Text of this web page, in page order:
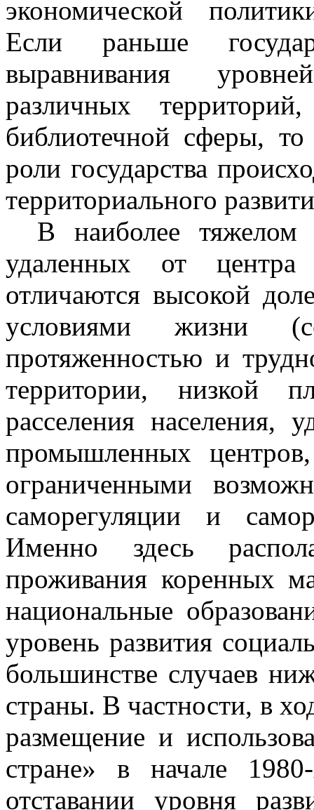
экономической
Если раньше
выравнивания
различных
библиотечной сферы,
роли государства
территориального
В наиболее тяжелом
удаленных от
отличаются высокой
условиями жизни
протяженностью и
территории, низкой
расселения населения,
промышленных
ограниченными
саморегуляции и
Именно здесь
проживания коренных
национальные
уровень развития
большинстве случаев
страны. В частности, в
размещение и
стране» в начале
отставании уровня